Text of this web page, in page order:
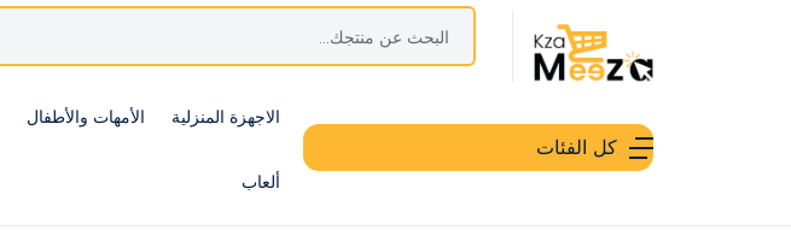
كل الفئات
الاجهزة المنزلية الأمهات والأطفال
ألعاب